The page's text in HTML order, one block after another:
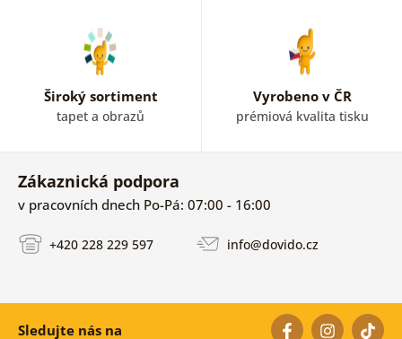
Široký sortiment
tapet a obrazů
Vyrobeno v ČR
prémiová kvalita tisku
Zákaznická podpora
v pracovních dnech Po-Pá: 07:00 - 16:00
+420 228 229 597 info@dovido.cz
Sledujte nás na